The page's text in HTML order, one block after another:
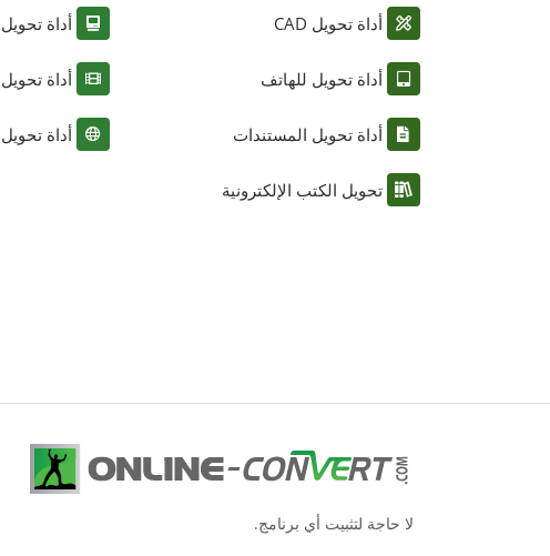
أداة تحويل CAD
أداة تحويل للهاتف
أداة تحويل المستندات
تحويل الكتب الإلكترونية
أداة
أداة
أداة
لا حاجة لتثبيت أي برنامج.